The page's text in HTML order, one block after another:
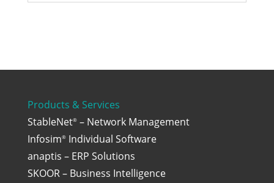
Products & Services
StableNet®– Network Management
Infosim®Individual Software
anaptis – ERP Solutions
SKOOR – Business Intelligence